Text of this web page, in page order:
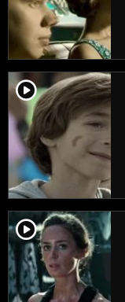
player2
player2